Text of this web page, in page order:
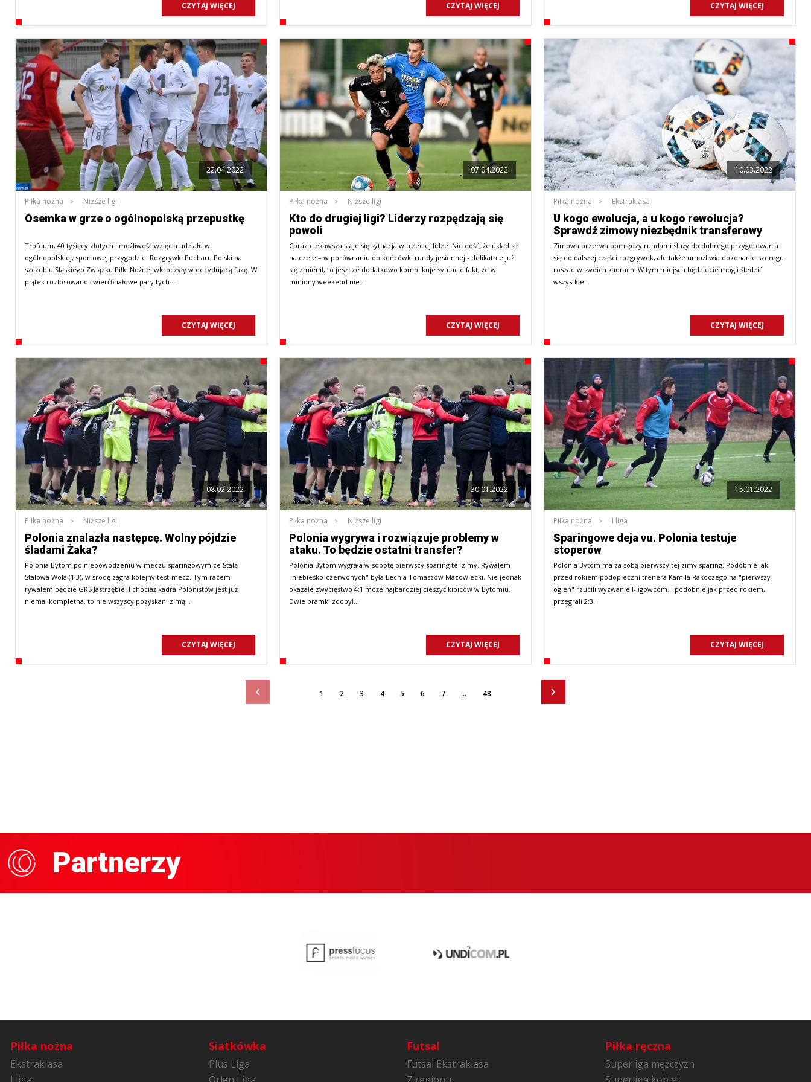
CZYTAJ WIĘCEJ CZYTAJ WIĘCEJ CZYTAJ WIĘCEJ
22.04.2022
Piłka nożna Niższe ligi
Ósemka w grze o ogólnopolską przepustkę
Trofeum, 40 tysięcy złotych i możliwość wzięcia udziału w
ogólnopolskiej, sportowej przygodzie. Rozgrywki Pucharu Polski na
szczeblu Śląskiego Związku Piłki Nożnej wkroczyły w decydującą fazę. W
piątek rozlosowano ćwierćfinałowe pary tych…
CZYTAJ WIĘCEJ
07.04.2022
Piłka nożna Niższe ligi
Kto do drugiej ligi? Liderzy rozpędzają się
powoli
Coraz ciekawsza staje się sytuacja w trzeciej lidze. Nie dość, że układ sił
na czele – w porównaniu do końcówki rundy jesiennej - delikatnie już
się zmienił, to jeszcze dodatkowo komplikuje sytuacje fakt, że w
miniony weekend nie…
CZYTAJ WIĘCEJ
10.03.2022
Piłka nożna Ekstraklasa
U kogo ewolucja, a u kogo rewolucja?
Sprawdź zimowy niezbędnik transferowy
Zimowa przerwa pomiędzy rundami służy do dobrego przygotowania
się do dalszej części rozgrywek, ale także umożliwia dokonanie szeregu
roszad w swoich kadrach. W tym miejscu będziecie mogli śledzić
wszystkie…
CZYTAJ WIĘCEJ
08.02.2022
Piłka nożna Niższe ligi
Polonia znalazła następcę. Wolny pójdzie
śladami Żaka?
Polonia Bytom po niepowodzeniu w meczu sparingowym ze Stalą
Stalowa Wola (1:3), w środę zagra kolejny test-mecz. Tym razem
rywalem będzie GKS Jastrzębie. I chociaż kadra Polonistów jest już
niemal kompletna, to nie wszyscy pozyskani zimą…
CZYTAJ WIĘCEJ
30.01.2022
Piłka nożna Niższe ligi
Polonia wygrywa i rozwiązuje problemy w
ataku. To będzie ostatni transfer?
Polonia Bytom wygrała w sobotę pierwszy sparing tej zimy. Rywalem
"niebiesko-czerwonych" była Lechia Tomaszów Mazowiecki. Nie jednak
okazałe zwycięstwo 4:1 może najbardziej cieszyć kibiców w Bytomiu.
Dwie bramki zdobył…
CZYTAJ WIĘCEJ
15.01.2022
Piłka nożna I liga
Sparingowe deja vu. Polonia testuje
stoperów
Polonia Bytom ma za sobą pierwszy tej zimy sparing. Podobnie jak
przed rokiem podopieczni trenera Kamila Rakoczego na "pierwszy
ogień" rzucili wyzwanie I-ligowcom. I podobnie jak przed rokiem,
przegrali 2:3.
CZYTAJ WIĘCEJ
Poprzedni
1 (Obecna)
2 3 4 5 6 7 … 48
Partnerzy
Piłka nożna
Ekstraklasa
Siatkówka
Plus Liga
Futsal
Futsal Ekstraklasa
Piłka ręczna
Superliga mężczyzn